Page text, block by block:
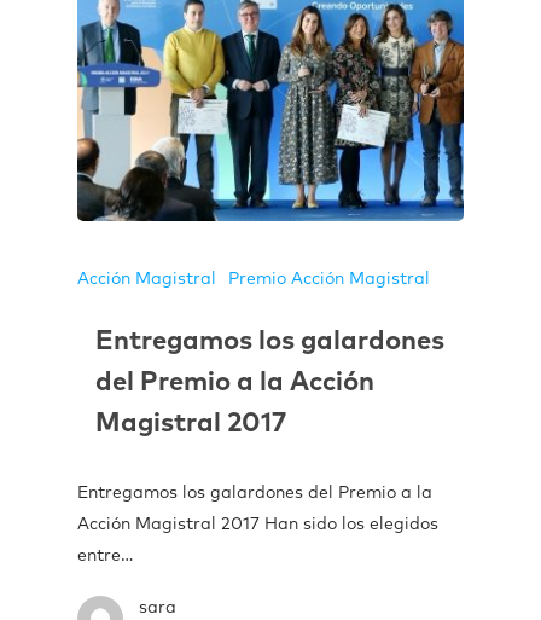
Acción Magistral Premio Acción Magistral
Entregamos los galardones
del Premio a la Acción
Magistral 2017
Entregamos los galardones del Premio a la
Acción Magistral 2017 Han sido los elegidos
entre…
sara